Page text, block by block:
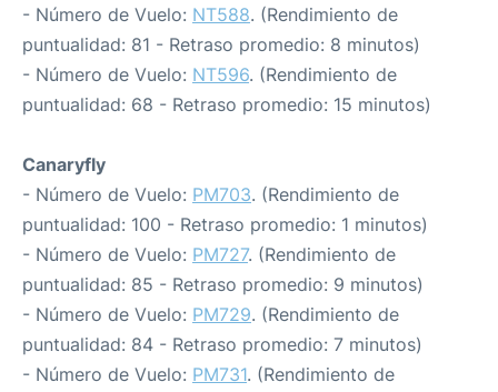
- Número de Vuelo: NT588. (Rendimiento de
puntualidad: 81 - Retraso promedio: 8 minutos)
- Número de Vuelo: NT596. (Rendimiento de
puntualidad: 68 - Retraso promedio: 15 minutos)
Canaryfly
- Número de Vuelo: PM703. (Rendimiento de
puntualidad: 100 - Retraso promedio: 1 minutos)
- Número de Vuelo: PM727. (Rendimiento de
puntualidad: 85 - Retraso promedio: 9 minutos)
- Número de Vuelo: PM729. (Rendimiento de
puntualidad: 84 - Retraso promedio: 7 minutos)
- Número de Vuelo: PM731. (Rendimiento de